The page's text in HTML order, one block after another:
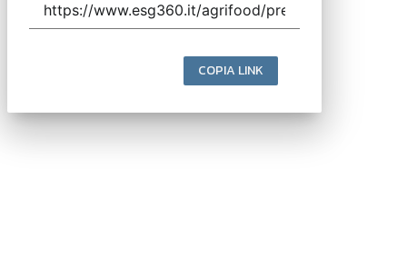
COPIA LINK